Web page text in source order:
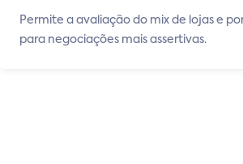
Permite a avaliação do mix de lojas e
para negociações mais assertivas.